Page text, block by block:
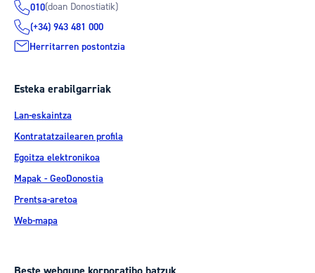
010(doan Donostiatik)
(+34) 943 481 000
Herritarren postontzia
Esteka erabilgarriak
Lan-eskaintza
Kontratatzailearen profila
Egoitza elektronikoa
Mapak - GeoDonostia
Prentsa-aretoa
Web-mapa